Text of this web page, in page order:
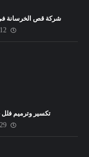
شركة قص الخرسانة في
12 ديسمبر، 2024
تكسير وترميم فلل في العين
29 مارس، 2023